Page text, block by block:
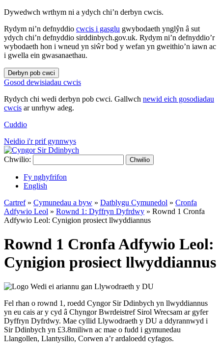
Dywedwch wrthym ni a ydych chi’n derbyn cwcis.
Rydym ni’n defnyddio cwcis i gasglu gwybodaeth ynglŷn â sut
ydych chi’n defnyddio sirddinbych.gov.uk. Rydym ni’n defnyddio’r
wybodaeth hon i wneud yn siŵr bod y wefan yn gweithio’n iawn ac
i gwella ein gwasanaethau.
Derbyn pob cwci
Gosod dewisiadau cwcis
Rydych chi wedi derbyn pob cwci. Gallwch newid eich gosodiadau
cwcis ar unrhyw adeg.
Cuddio
Neidio i'r prif gynnwys
Chwilio: Chwilio
Fy nghyfrifon
English
Cartref» Cymunedau a byw » Datblygu Cymunedol » Cronfa
Adfywio Leol » Rownd 1: Dyffryn Dyfrdwy » Rownd 1 Cronfa
Adfywio Leol: Cynigion prosiect llwyddiannus
Rownd 1 Cronfa Adfywio Leol:
Cynigion prosiect llwyddiannus
Fel rhan o rownd 1, roedd Cyngor Sir Ddinbych yn llwyddiannus
yn eu cais ar y cyd â Chyngor Bwrdeistref Sirol Wrecsam ar gyfer
Dyffryn Dyfrdwy. Mae cyllid Llywodraeth y DU a ddyrannwyd i
Sir Ddinbych yn £3.8miliwn ac mae o fudd i gymunedau
Llangollen, Llantysilio, Corwen a’r ardaloedd cyfagos.